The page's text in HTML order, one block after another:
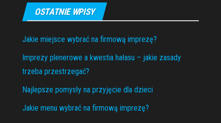
OSTATNIE WPISY
Jakie miejsce wybrać na firmową imprezę?
Imprezy plenerowe a kwestia hałasu – jakie zasady
trzeba przestrzegać?
Najlepsze pomysły na przyjęcie dla dzieci
Jakie menu wybrać na firmową imprezę?